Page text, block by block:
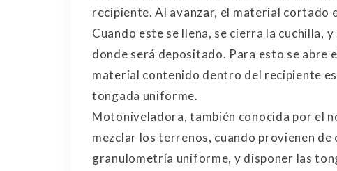
recipiente. Al avanzar, el material cortado
Cuando este se llena, se cierra la cuchilla,
donde será depositado. Para esto se abre
material contenido dentro del recipiente
tongada uniforme.
Motoniveladora, también conocida por el
mezclar los terrenos, cuando provienen
granulometría uniforme, y disponer las